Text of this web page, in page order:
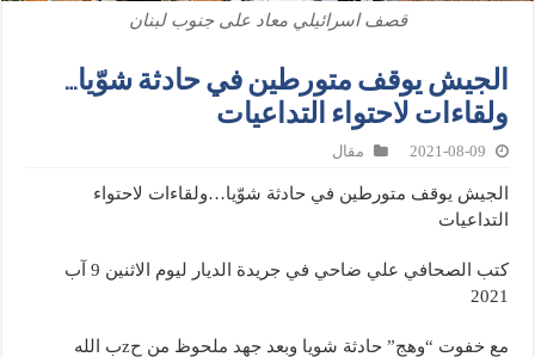
قصف اسرائيلي معاد على جنوب لبنان
الجيش يوقف متورطين في حادثة شوّيا…
ولقاءات لاحتواء التداعيات
2021-08-09 مقال
الجيش يوقف متورطين في حادثة شوّيا…ولقاءات لاحتواء
التداعيات
كتب الصحافي علي ضاحي في جريدة الديار ليوم الاثنين 9 آب
2021
مع خفوت “وهج” حادثة شويا وبعد جهد ملحوظ من حzب الله